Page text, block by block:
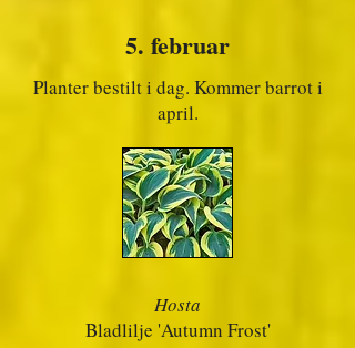
5. februar
Planter bestilt i dag. Kommer barrot i
april.
Hosta
Bladlilje 'Autumn Frost'